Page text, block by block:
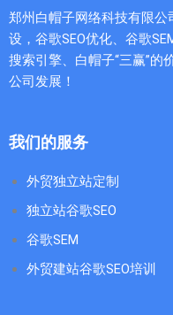
郑州白帽子网络科技有限
设，谷歌SEO优化、谷歌
搜索引擎、白帽子“三赢”的
公司发展！
我们的服务
外贸独立站定制
独立站谷歌SEO
谷歌SEM
外贸建站谷歌SEO培训